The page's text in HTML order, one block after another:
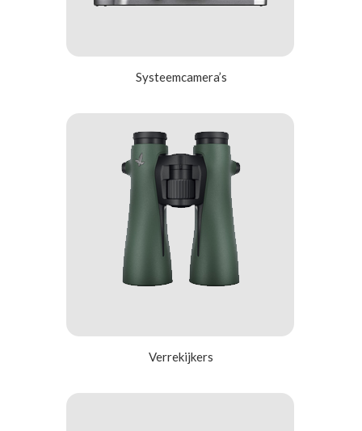
Systeemcamera’s
Verrekijkers